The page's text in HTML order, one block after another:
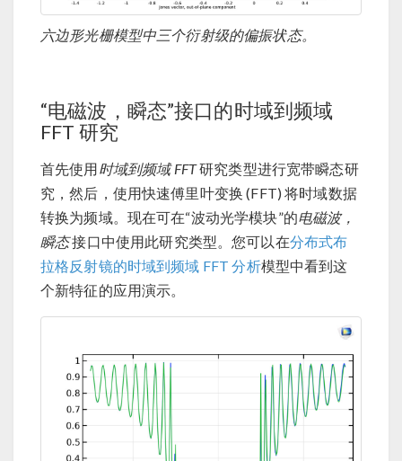
六边形光栅模型中三个衍射级的偏振状态。
“电磁波，瞬态”接口的时域到频域
FFT 研究
首先使用时域到频域 FFT研究类型进行宽带瞬态研
究，然后，使用快速傅里叶变换 (FFT) 将时域数据
转换为频域。现在可在“波动光学模块”的电磁波，
瞬态接口中使用此研究类型。您可以在分布式布
拉格反射镜的时域到频域 FFT 分析模型中看到这
个新特征的应用演示。